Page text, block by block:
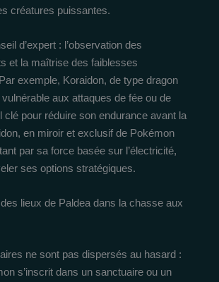
créatures puissantes.
d’expert : l’observation des
et la maîtrise des faiblesses
exemple, Koraidon, de type dragon
aux attaques de fée ou de
clé pour réduire son endurance avant la
en miroir et exclusif de Pokémon
par sa force basée sur l’électricité,
ses options stratégiques.
lieux de Paldea dans la chasse aux
ne sont pas dispersés au hasard :
s’inscrit dans un sanctuaire ou un